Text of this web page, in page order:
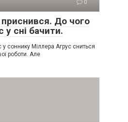
0
До чого
у сні бачити.
у соннику Міллера Агрус сниться
роботи. Але